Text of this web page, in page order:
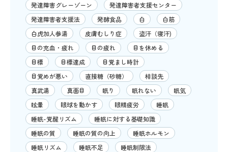
発達障害グレーゾーン
発達障害者支援センター
発達障害者支援法
発酵食品 白
白筋
白虎加人参湯
皮膚むしり症
盗汗（寝汗)
目の充血・疲れ
目の疲れ
目を休める
目標
目標達成
目覚まし時計
目覚めが悪い
直接糖（砂糖）
相談先
真武湯
真面目 眠り 眠れない
眠気
眩暈
眼球を動かす 眼精疲労
睡眠
睡眠-覚醒リズム
睡眠に対する基礎知識
睡眠の質
睡眠の質の向上
睡眠ホルモン
睡眠リズム
睡眠不足
睡眠制限法